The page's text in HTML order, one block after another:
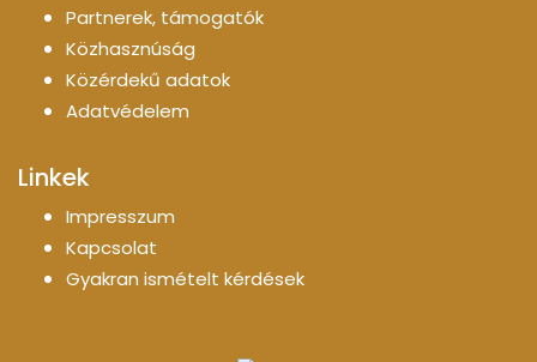
Partnerek, támogatók
Közhasznúság
Közérdekű adatok
Adatvédelem
Linkek
Impresszum
Kapcsolat
Gyakran ismételt kérdések